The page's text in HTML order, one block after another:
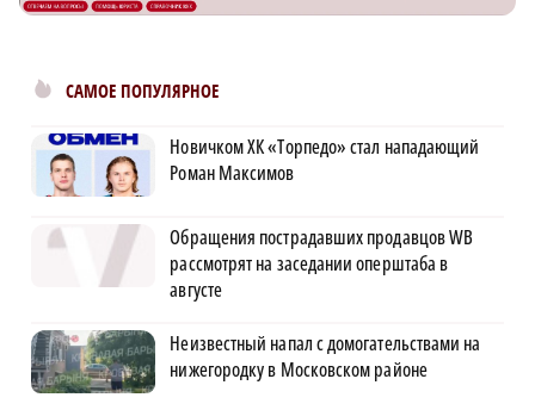
САМОЕ ПОПУЛЯРНОЕ
Новичком ХК «Торпедо» стал нападающий
Роман Максимов
Обращения пострадавших продавцов WB
рассмотрят на заседании оперштаба в
августе
Неизвестный напал с домогательствами на
нижегородку в Московском районе